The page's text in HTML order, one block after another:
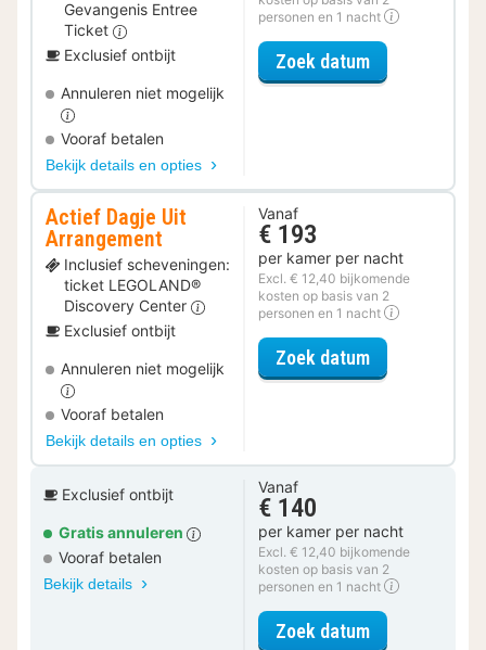
Gevangenis Entree
Ticket
Exclusief ontbijt
Annuleren niet mogelijk
Vooraf betalen
Bekijk details en opties
personen en 1 nacht
Zoek datumvoor Museum
Actief Dagje Uit
Arrangement
Inclusief scheveningen:
ticket LEGOLAND®
Discovery Center
Exclusief ontbijt
Annuleren niet mogelijk
Vooraf betalen
Bekijk details en opties
Vanaf
€ 193
per kamer per nacht
Excl. € 12,40 bijkomende
kosten op basis van 2
personen en 1 nacht
Zoek datumvoor Actief
Exclusief ontbijt
Gratis annuleren
Vooraf betalen
Bekijk details
Vanaf
€ 140
per kamer per nacht
Excl. € 12,40 bijkomende
kosten op basis van 2
personen en 1 nacht
Zoek datumvoor Superior